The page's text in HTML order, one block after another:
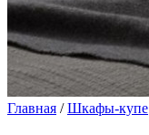
Главная /Шкафы-купе